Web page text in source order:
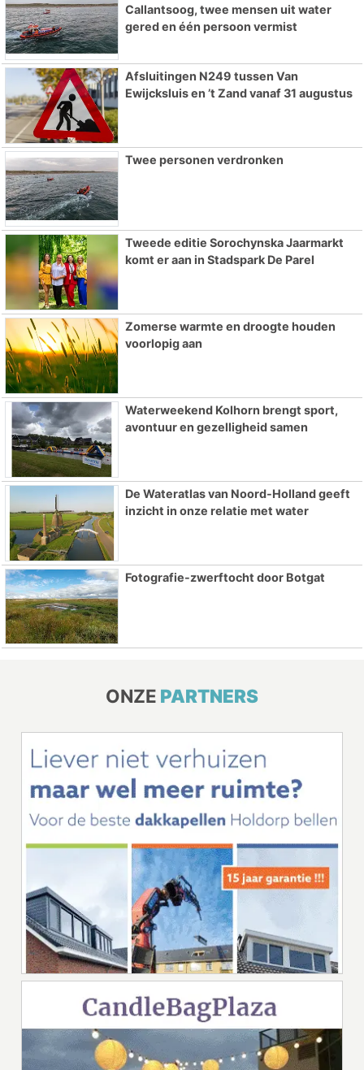
Callantsoog, twee mensen uit water
gered en één persoon vermist
Afsluitingen N249 tussen Van
Ewijcksluis en ’t Zand vanaf 31 augustus
Twee personen verdronken
Tweede editie Sorochynska Jaarmarkt
komt er aan in Stadspark De Parel
Zomerse warmte en droogte houden
voorlopig aan
Waterweekend Kolhorn brengt sport,
avontuur en gezelligheid samen
De Wateratlas van Noord-Holland geeft
inzicht in onze relatie met water
Fotografie-zwerftocht door Botgat
ONZE PARTNERS